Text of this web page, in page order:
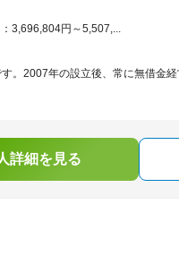
3,696,804円～5,507,...
。2007年の設立後、常に無借金経
詳細を見る